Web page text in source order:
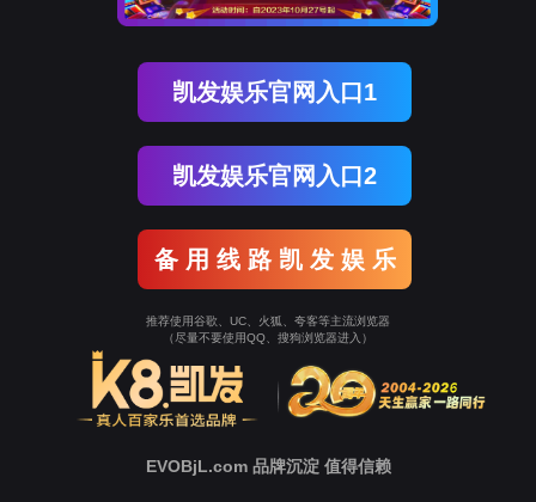
栏目不存在！
页面自动跳转等待时间：3秒
返回Ezpay 立即跳转